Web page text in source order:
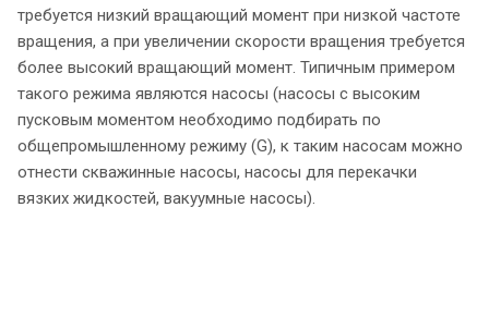
требуется низкий вращающий момент при низкой частоте
вращения, а при увеличении скорости вращения требуется
более высокий вращающий момент. Типичным примером
такого режима являются насосы (насосы с высоким
пусковым моментом необходимо подбирать по
общепромышленному режиму (G), к таким насосам можно
отнести скважинные насосы, насосы для перекачки
вязких жидкостей, вакуумные насосы).